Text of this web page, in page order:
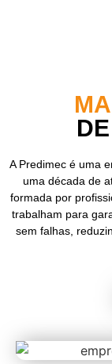
A Predimec é uma
uma década de
formada por
trabalham para
sem falhas,